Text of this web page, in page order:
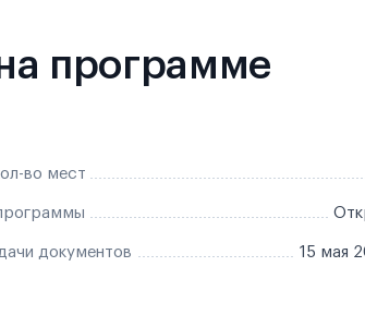
программе
во мест
документов 15 мая